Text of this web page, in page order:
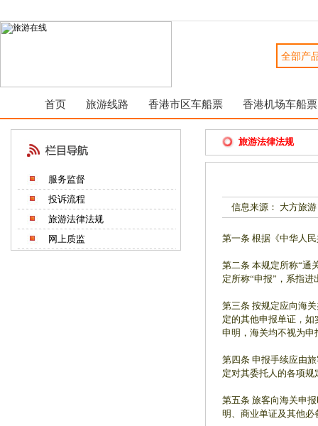
首页 旅游线路 香港市区车船票 香港机场车船票
服务监督
投诉流程
旅游法律法规
网上质监
旅游法律法规
信息来源： 大方旅游
第一条 根据《中华人
第二条 本规定所称“通
定所称“申报”，系指
第三条 按规定应向海
定的其他申报单证，
申明，海关均不视为申
第四条 申报手续应由
定对其委托人的各项
第五条 旅客向海关申
明、商业单证及其他必